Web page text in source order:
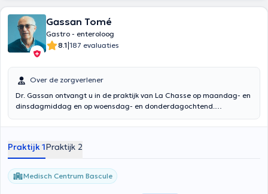
Gassan Tomé
Gastro - enteroloog
8.1|187 evaluaties
Over de zorgverlener
Dr. Gassan ontvangt u in de praktijk van La Chasse op maandag- en
dinsdagmiddag en op woensdag- en donderdagochtend.
Praktijk 1Praktijk 2
Medisch Centrum Bascule